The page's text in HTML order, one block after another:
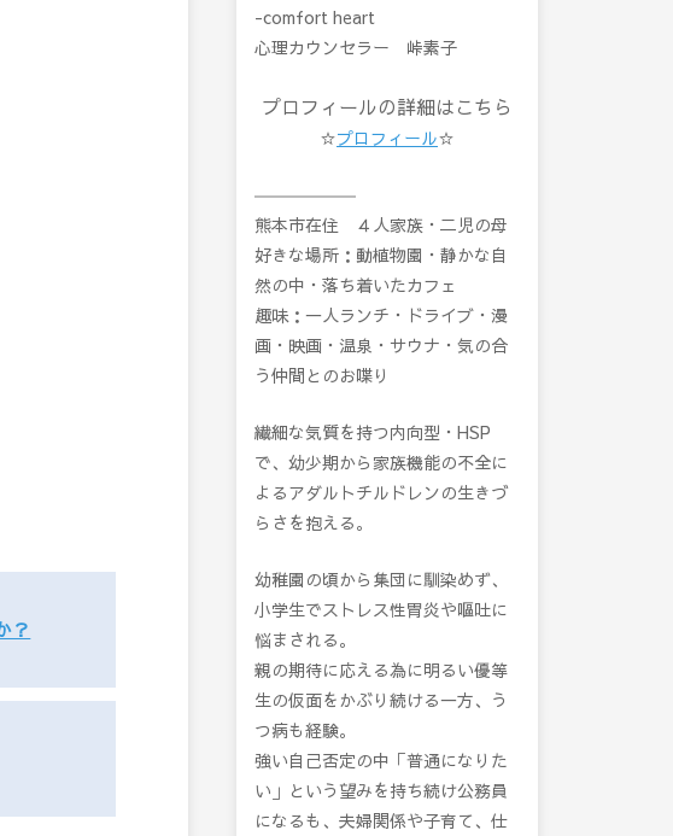
？
-comfort heart
心理カウンセラー 峠素子
プロフィールの詳細はこちら
☆プロフィール☆
――――――
熊本市在住 ４人家族・二児の母
好きな場所：動植物園・静かな自
然の中・落ち着いたカフェ
趣味：一人ランチ・ドライブ・漫
画・映画・温泉・サウナ・気の合
う仲間とのお喋り
繊細な気質を持つ内向型・HSP
で、幼少期から家族機能の不全に
よるアダルトチルドレンの生きづ
らさを抱える。
幼稚園の頃から集団に馴染めず、
小学生でストレス性胃炎や嘔吐に
悩まされる。
親の期待に応える為に明るい優等
生の仮面をかぶり続ける一方、う
つ病も経験。
強い自己否定の中「普通になりた
い」という望みを持ち続け公務員
になるも、夫婦関係や子育て、仕